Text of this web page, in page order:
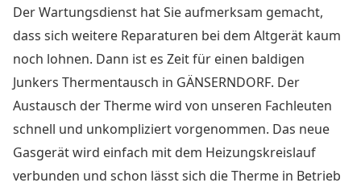
Der Wartungsdienst hat Sie aufmerksam gemacht,
dass sich weitere Reparaturen bei dem Altgerät kaum
noch lohnen. Dann ist es Zeit für einen baldigen
Junkers Thermentausch in GÄNSERNDORF. Der
Austausch der Therme wird von unseren Fachleuten
schnell und unkompliziert vorgenommen. Das neue
Gasgerät wird einfach mit dem Heizungskreislauf
verbunden und schon lässt sich die Therme in Betrieb